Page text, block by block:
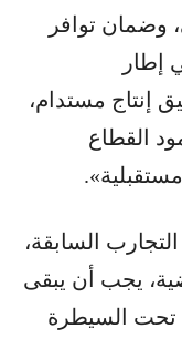
وضمان توافر
إطار
إنتاج مستدام،
القطاع
السابقة،
يجب أن يبقى
تحت السيطرة